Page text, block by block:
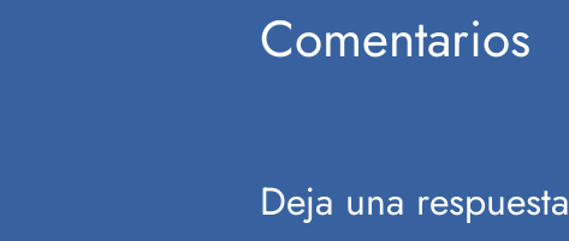
Comentarios
Deja una respuesta